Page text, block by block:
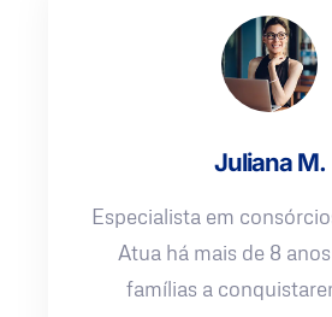
Juliana M.
Especialista em
Atua há mais de 8
famílias a